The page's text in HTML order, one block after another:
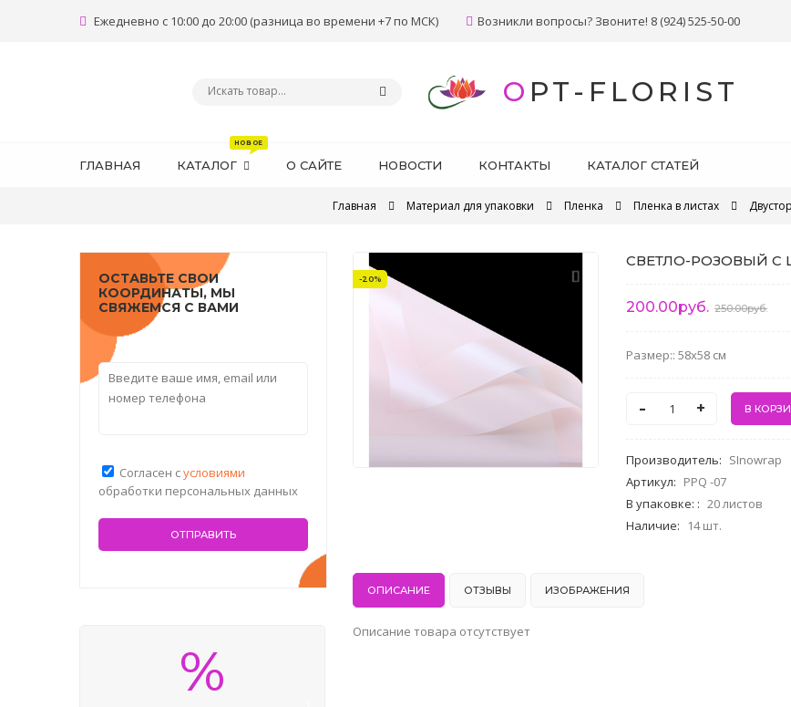
Ежедневно с 10:00 до 20:00 (разница во времени +7 по МСК) Возникли вопросы? Звоните! 8 (924) 525-50-00
OPT-FLORIST
ГЛАВНАЯ КАТАЛОГ О САЙТЕ НОВОСТИ КОНТАКТЫ КАТАЛОГ СТАТЕЙ
Главная Материал для упаковки Пленка Пленка в листах
-20%
СВЕТЛО-РОЗОВЫЙ
200.00руб. 250.00руб.
Размер:: 58x58 см
- +
Производитель: SInowrap
Артикул: PPQ -07
В упаковке: : 20 листов
Наличие: 14 шт.
ОПИСАНИЕ ОТЗЫВЫ ИЗОБРАЖЕНИЯ
Описание товара отсутствует
ОСТАВЬТЕ СВОИ
КООРДИНАТЫ, МЫ
СВЯЖЕМСЯ С ВАМИ
Согласен сусловиями
обработки персональных данных
%